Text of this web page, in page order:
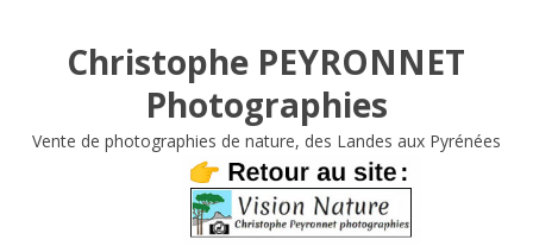
Christophe PEYRONNET
Photographies
Vente de photographies de nature, des Landes aux Pyrénées